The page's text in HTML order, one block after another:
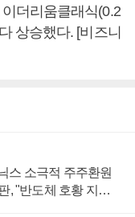
더리움클래식(0.2
상승했다. [비즈니
스 소극적 주주환원
, "반도체 호황 지속